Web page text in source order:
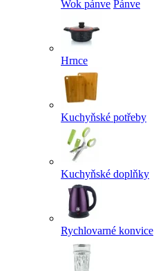
Wok pánve Pánve
Hrnce
Kuchyňské potřeby
Kuchyňské doplňky
Rychlovarné konvice